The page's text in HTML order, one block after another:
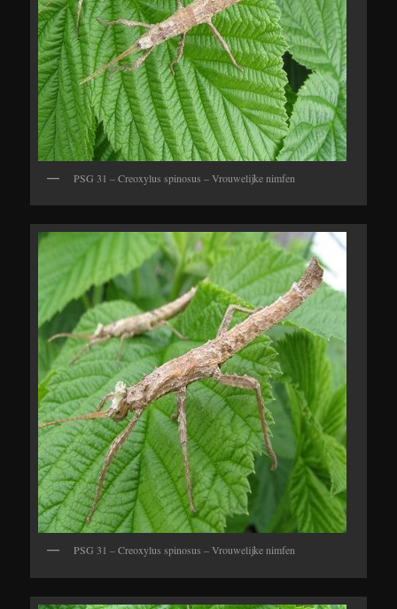
PSG 31 – Creoxylus spinosus – Vrouwelijke nimfen
PSG 31 – Creoxylus spinosus – Vrouwelijke nimfen